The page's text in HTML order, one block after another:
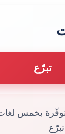
تبرّع
بخمس